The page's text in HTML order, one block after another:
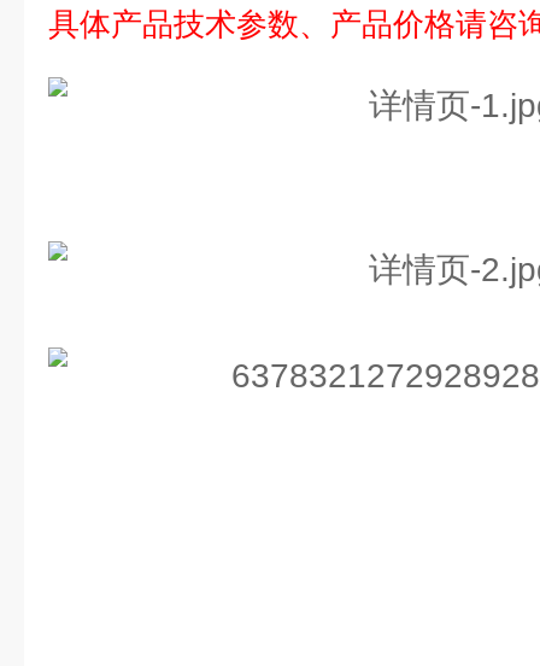
具体产品技术参数、产品价格请咨